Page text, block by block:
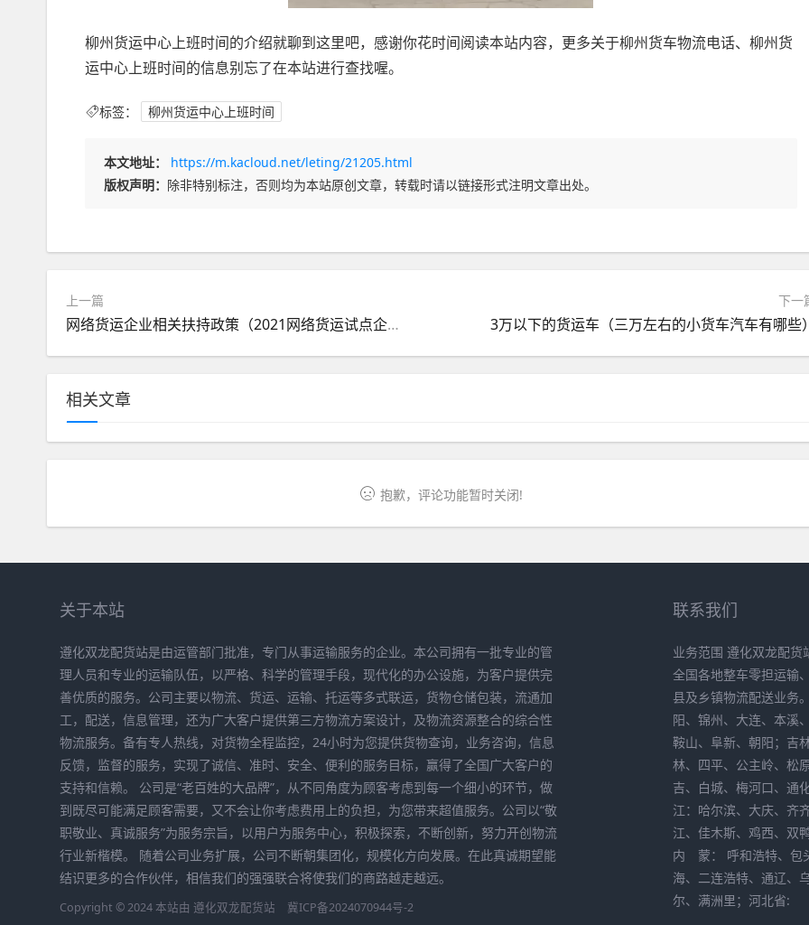
柳州货运中心上班时间的介绍就聊到这里吧，感谢你花时间阅读本站内容，更多关于柳州货车物流电话、柳州货
运中心上班时间的信息别忘了在本站进行查找喔。
标签： 柳州货运中心上班时间
本文地址：
https://m.kacloud.net/leting/21205.html
版权声明： 除非特别标注，否则均为本站原创文章，转载时请以链接形式注明文章出处。
上一篇
网络货运企业相关扶持政策（2021网络货运试点企业）
下一
3万以下的货运车（三万左右的小货车汽车有哪些
相关文章
抱歉，评论功能暂时关闭!
关于本站
遵化双龙配货站是由运管部门批准，专门从事运输服务的企业。本公司拥有一批专业的管
理人员和专业的运输队伍，以严格、科学的管理手段，现代化的办公设施，为客户提供完
善优质的服务。公司主要以物流、货运、运输、托运等多式联运，货物仓储包装，流通加
工，配送，信息管理，还为广大客户提供第三方物流方案设计，及物流资源整合的综合性
物流服务。备有专人热线，对货物全程监控，24小时为您提供货物查询，业务咨询，信息
反馈，监督的服务，实现了诚信、准时、安全、便利的服务目标，赢得了全国广大客户的
支持和信赖。 公司是“老百姓的大品牌”，从不同角度为顾客考虑到每一个细小的环节，做
到既尽可能满足顾客需要，又不会让你考虑费用上的负担，为您带来超值服务。公司以“敬
职敬业、真诚服务”为服务宗旨，以用户为服务中心，积极探索，不断创新，努力开创物流
行业新楷模。 随着公司业务扩展，公司不断朝集团化，规模化方向发展。在此真诚期望能
结识更多的合作伙伴，相信我们的强强联合将使我们的商路越走越远。
Copyright © 2024 本站由 遵化双龙配货站 冀ICP备2024070944号-2
联系我们
业务范围 遵化双龙配货
全国各地整车零担运输
县及乡镇物流配送业务
阳、锦州、大连、本溪
鞍山、阜新、朝阳；吉
林、四平、公主岭、松
吉、白城、梅河口、通
江：哈尔滨、大庆、齐
江、佳木斯、鸡西、双
内 蒙： 呼和浩特、包
海、二连浩特、通辽、
尔、满洲里；河北省: